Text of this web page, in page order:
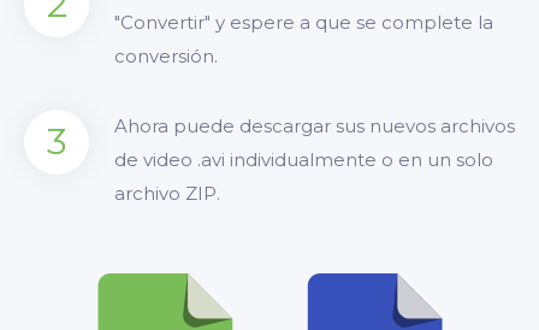
"Convertir" y espere a que se complete la
conversión.
3
Ahora puede descargar sus nuevos archivos
de video .avi individualmente o en un solo
archivo ZIP.